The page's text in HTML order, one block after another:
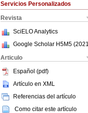
Servicios Personalizados
Revista
SciELO Analytics
Google Scholar H5M5 (2021
Articulo
Español (pdf)
Artículo en XML
Referencias del artículo
Como citar este artículo